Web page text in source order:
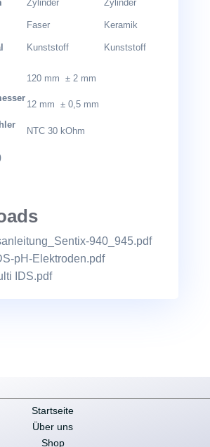
Zylinder Zylinder
Faser Keramik
Kunststoff Kunststoff
120 mm ± 2 mm
12 mm ± 0,5 mm
NTC 30 kOhm
940_945.pdf
pH-Elektroden.pdf
IDS.pdf
Startseite
Über uns
Shop